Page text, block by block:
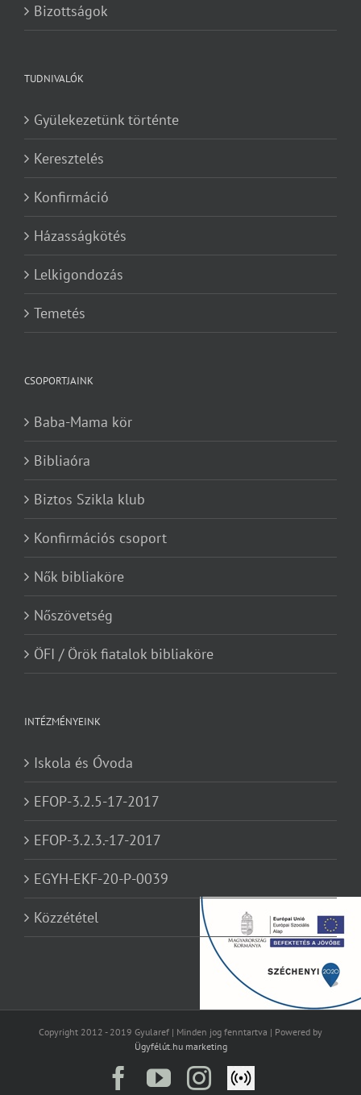
Bizottságok
TUDNIVALÓK
Gyülekezetünk történte
Keresztelés
Konfirmáció
Házasságkötés
Lelkigondozás
Temetés
CSOPORTJAINK
Baba-Mama kör
Bibliaóra
Biztos Szikla klub
Konfirmációs csoport
Nők bibliaköre
Nőszövetség
ÖFI / Örök fiatalok bibliaköre
INTÉZMÉNYEINK
Iskola és Óvoda
EFOP-3.2.5-17-2017
EFOP-3.2.3.-17-2017
EGYH-EKF-20-P-0039
Közzététel
Copyright 2012 - 2019 Gyularef | Minden jog fenntartva | Powered by
Ügyfélút.hu marketing
Facebook
YouTubeInstagram
Élő